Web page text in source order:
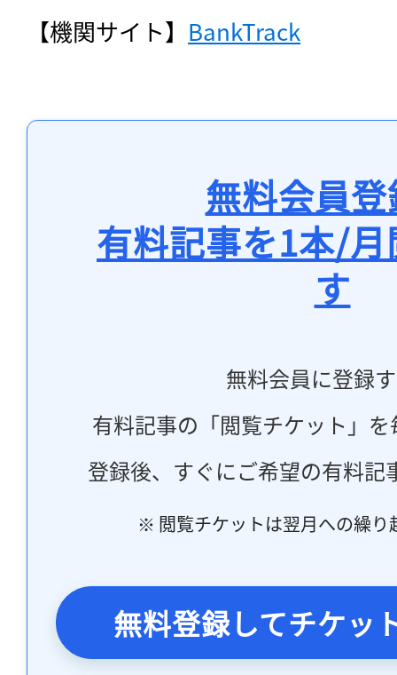
【機関サイト】 BankTrack
無料会員
有料記事を1本/
す
無料会員に登録
有料記事の「閲覧チケット」
登録後、すぐにご希望の有料記
※ 閲覧チケットは翌月への繰り
無料登録してチケッ